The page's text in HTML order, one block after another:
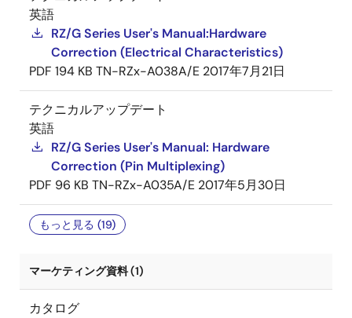
英語
RZ/G Series User's Manual:Hardware
Correction (Electrical Characteristics)
PDF 194 KB TN-RZx-A038A/E 2017年7月21日
テクニカルアップデート
英語
RZ/G Series User's Manual: Hardware
Correction (Pin Multiplexing)
PDF 96 KB TN-RZx-A035A/E 2017年5月30日
もっと見る (19)
マーケティング資料 (1)
カタログ